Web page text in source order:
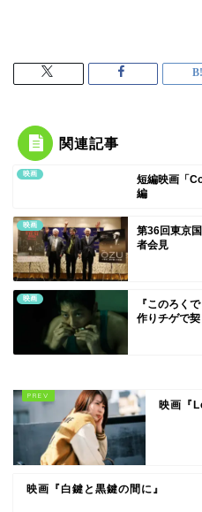
関連記事
映画
短編映画「
編
映画
第36回東京
者会見
映画
『このろく
作りチゲで
映画『
映画『白鍵と黒鍵の間に』